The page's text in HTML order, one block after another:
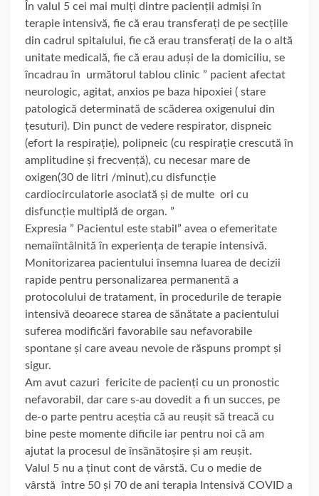
În valul 5 cei mai mulți dintre pacienții admiși în
terapie intensivă, fie că erau transferați de pe secțiile
din cadrul spitalului, fie că erau transferați de la o altă
unitate medicală, fie că erau aduși de la domiciliu, se
încadrau în următorul tablou clinic ” pacient afectat
neurologic, agitat, anxios pe baza hipoxiei ( stare
patologică determinată de scăderea oxigenului din
țesuturi). Din punct de vedere respirator, dispneic
(efort la respirație), polipneic (cu respirație crescută în
amplitudine și frecvență), cu necesar mare de
oxigen(30 de litri /minut),cu disfuncție
cardiocirculatorie asociată și de multe ori cu
disfuncție multiplă de organ. ”
Expresia ” Pacientul este stabil” avea o efemeritate
nemaiîntâlnită în experiența de terapie intensivă.
Monitorizarea pacientului însemna luarea de decizii
rapide pentru personalizarea permanentă a
protocolului de tratament, în procedurile de terapie
intensivă deoarece starea de sănătate a pacientului
suferea modificări favorabile sau nefavorabile
spontane și care aveau nevoie de răspuns prompt și
sigur.
Am avut cazuri fericite de pacienți cu un pronostic
nefavorabil, dar care s-au dovedit a fi un succes, pe
de-o parte pentru aceștia că au reușit să treacă cu
bine peste momente dificile iar pentru noi că am
ajutat la procesul de însănătoșire și am reușit.
Valul 5 nu a ținut cont de vârstă. Cu o medie de
vârstă între 50 și 70 de ani terapia Intensivă COVID a